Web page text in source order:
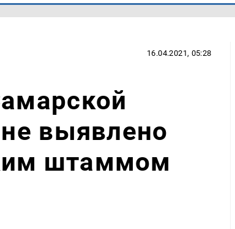
16.04.2021, 05:28
выявлено
штаммом